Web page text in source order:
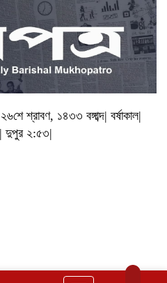
শ্রাবণ, ১৪৩৩ বঙ্গাব্দ| বর্ষাকাল|
দুপুর ২:৫৩|